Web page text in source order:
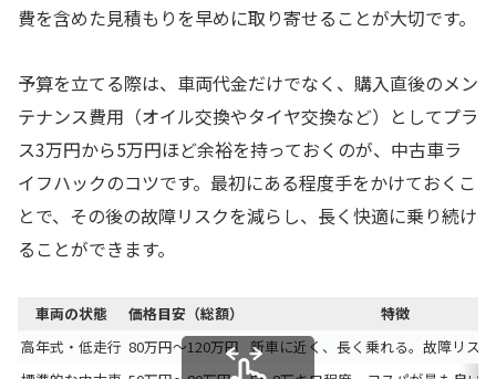
費を含めた見積もりを早めに取り寄せることが大切です。
予算を立てる際は、車両代金だけでなく、購入直後のメン
テナンス費用（オイル交換やタイヤ交換など）としてプラ
ス3万円から5万円ほど余裕を持っておくのが、中古車ラ
イフハックのコツです。最初にある程度手をかけておくこ
とで、その後の故障リスクを減らし、長く快適に乗り続け
ることができます。
車両の状態 価格目安（総額）
特徴
高年式・低走行 80万円〜120万円 新車に近く、長く乗れる。故障リス